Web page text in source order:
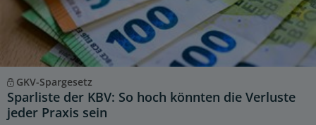
GKV-Spargesetz
Sparliste der KBV: So hoch könnten die Verluste
jeder Praxis sein